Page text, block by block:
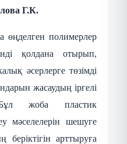
Г.К.
өңделген полимерлер
қолдана отырып,
әсерлерге төзімді
жасаудың іргелі
Бұл жоба пластик
мәселелерін шешуге
арттыруға